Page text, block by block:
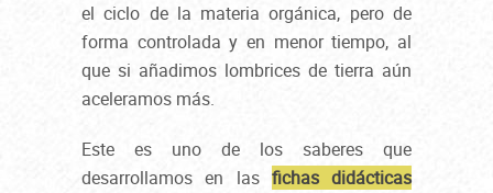
el ciclo de la materia orgánica, pero de
forma controlada y en menor tiempo, al
que si añadimos lombrices de tierra aún
aceleramos más.
Este es uno de los saberes que
desarrollamos en las fichas didácticas